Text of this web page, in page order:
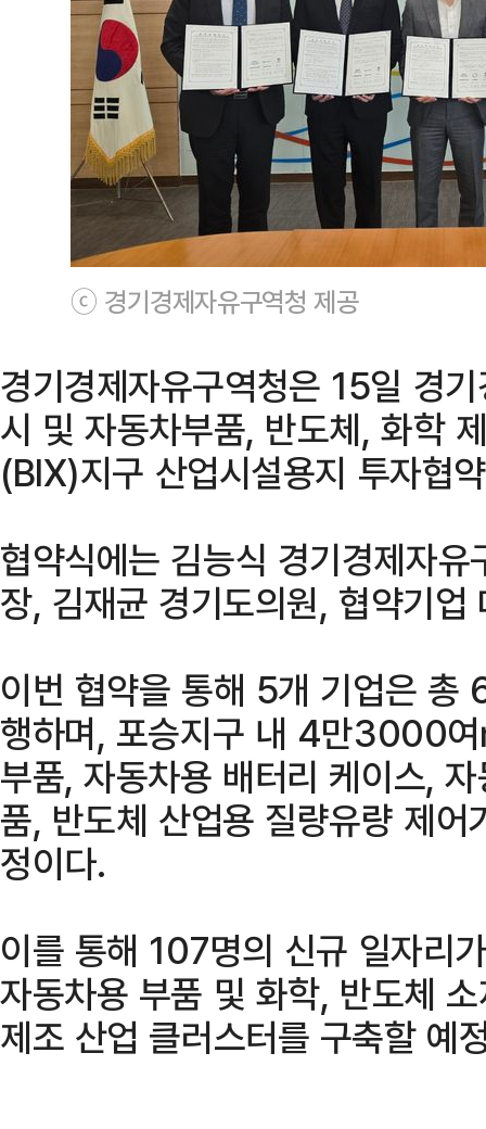
ⓒ 경기경제자유구역청 제공
경기경제자유구역청은 15일 경
시 및 자동차부품, 반도체, 화학
(BIX)지구 산업시설용지 투자협
협약식에는 김능식 경기경제자
장, 김재균 경기도의원, 협약기업
이번 협약을 통해 5개 기업은
행하며, 포승지구 내 4만3000
부품, 자동차용 배터리 케이스,
품, 반도체 산업용 질량유량 제
정이다.
이를 통해 107명의 신규 일자리
자동차용 부품 및 화학, 반도체
제조 산업 클러스터를 구축할 예